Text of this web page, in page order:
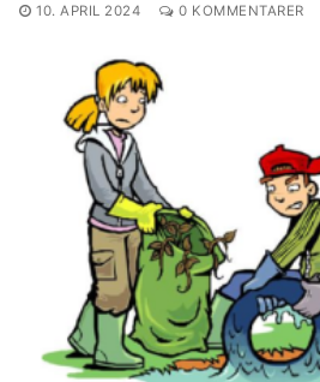
10. APRIL 2024 0 KOMMENTARER